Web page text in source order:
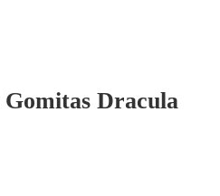
Dracula